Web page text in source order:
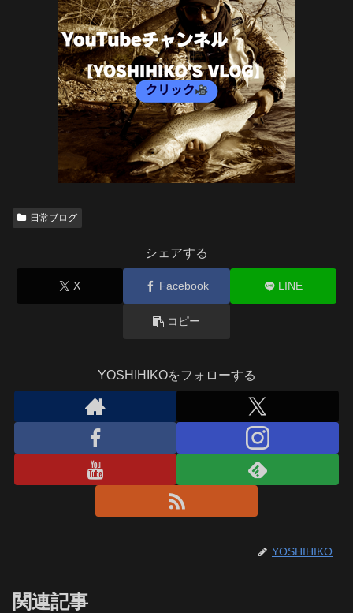
日常ブログ
シェアする
X Facebook LINE
コピー
YOSHIHIKOをフォローする
YOSHIHIKO
関連記事